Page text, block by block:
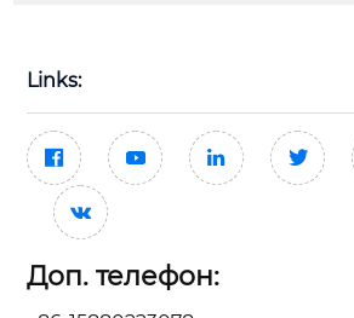
Links:
   

Доп. телефон: